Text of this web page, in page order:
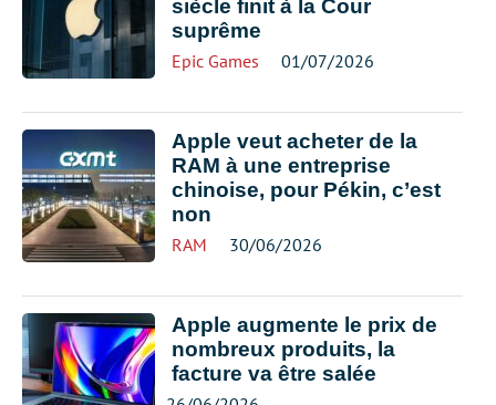
siècle finit à la Cour
suprême
Epic Games 01/07/2026
Apple veut acheter de la
RAM à une entreprise
chinoise, pour Pékin, c’est
non
RAM 30/06/2026
Apple augmente le prix de
nombreux produits, la
facture va être salée